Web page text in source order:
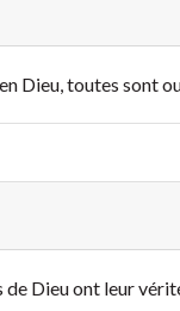
Dieu, toutes sont
Dieu ont leur